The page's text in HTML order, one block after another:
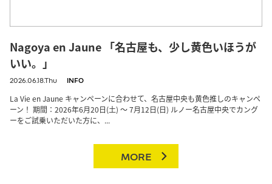
Nagoya en Jaune 「名古屋も、少し黄色いほうが
いい。」
2026.06.18.Thu INFO
La Vie en Jaune キャンペーンに合わせて、名古屋中央も黄色推しのキャンペ
ーン！ 期間：2026年6月20日(土) ～ 7月12日(日) ルノー名古屋中央でカング
ーをご試乗いただいた方に、...
MORE